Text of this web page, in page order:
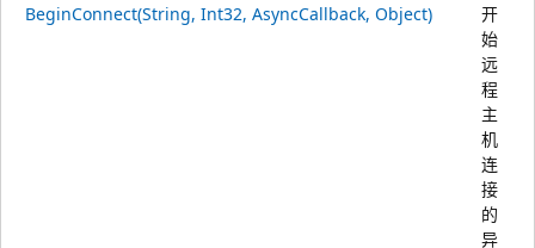
BeginConnect(String, Int32, AsyncCallback, Object)
开
始
远
程
主
机
连
接
的
异